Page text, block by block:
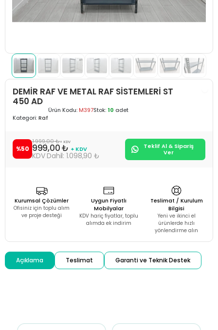
DEMİR RAF VE METAL RAF SİSTEMLERİ ST
450 AD
Kategori:Raf
Ürün Kodu: M397Stok: 10 adet
%50
1.999,00 ₺+ KDV
999,00 ₺ + KDV
1.098,90 ₺
Teklif Al & Sipariş
Ver
Kurumsal Çözümler
Ofisiniz için toplu alım
ve proje desteği
Uygun Fiyatlı
Mobilyalar
KDV hariç fiyatlar, toplu
alımda ek indirim
Teslimat / Kurulum
Bilgisi
Yeni ve ikinci el
ürünlerde hızlı
yönlendirme alın
Açıklama Teslimat Garanti ve Teknik Destek